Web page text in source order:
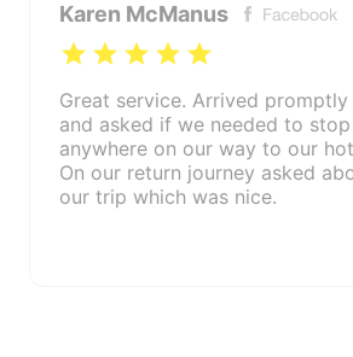
Karen McManus
Great service. Arrived promptly
and asked if we needed to
anywhere on our way to our
On our return journey asked
our trip which was nice.